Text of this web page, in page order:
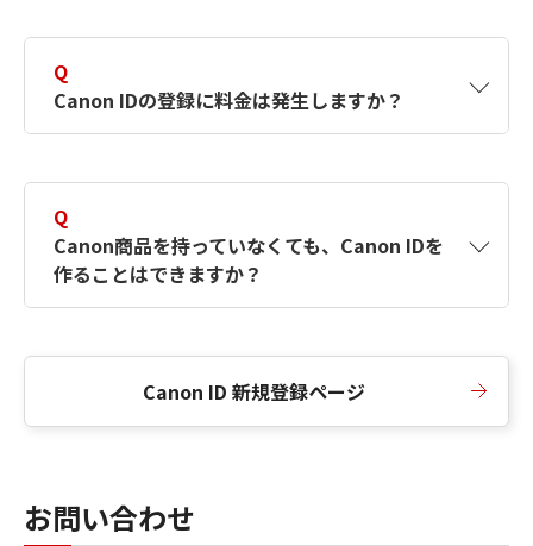
択したサービスから取得します。アカウントを
簡単に作成できるように、この情報を使用して
Canon IDの登録フォームを入力します。
Q
Canon IDの登録に料金は発生しますか？
Q
Canon商品を持っていなくても、Canon IDを
作ることはできますか？
Canon ID 新規登録ページ
お問い合わせ